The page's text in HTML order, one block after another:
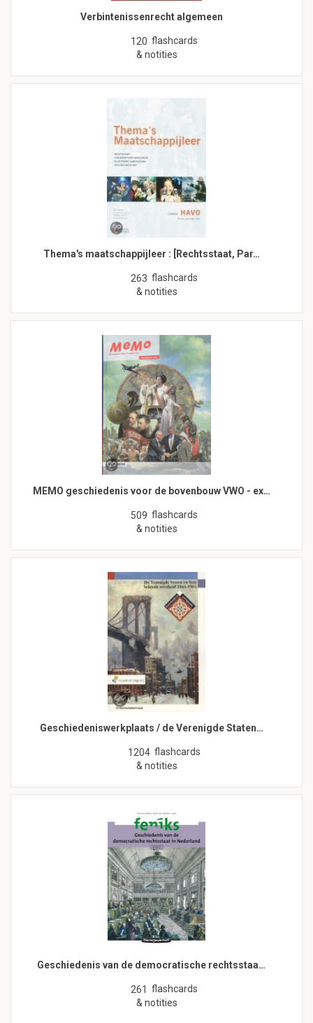
Verbintenissenrecht algemeen
120 flashcards
& notities
Thema's maatschappijleer : [Rechtsstaat, Par…
263 flashcards
& notities
MEMO geschiedenis voor de bovenbouw VWO - ex…
509 flashcards
& notities
Geschiedeniswerkplaats / de Verenigde Staten…
1204 flashcards
& notities
Geschiedenis van de democratische rechtsstaa…
261 flashcards
& notities